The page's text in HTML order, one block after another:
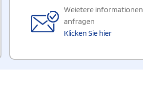
Weietere informationen
anfragen
Klicken Sie hier